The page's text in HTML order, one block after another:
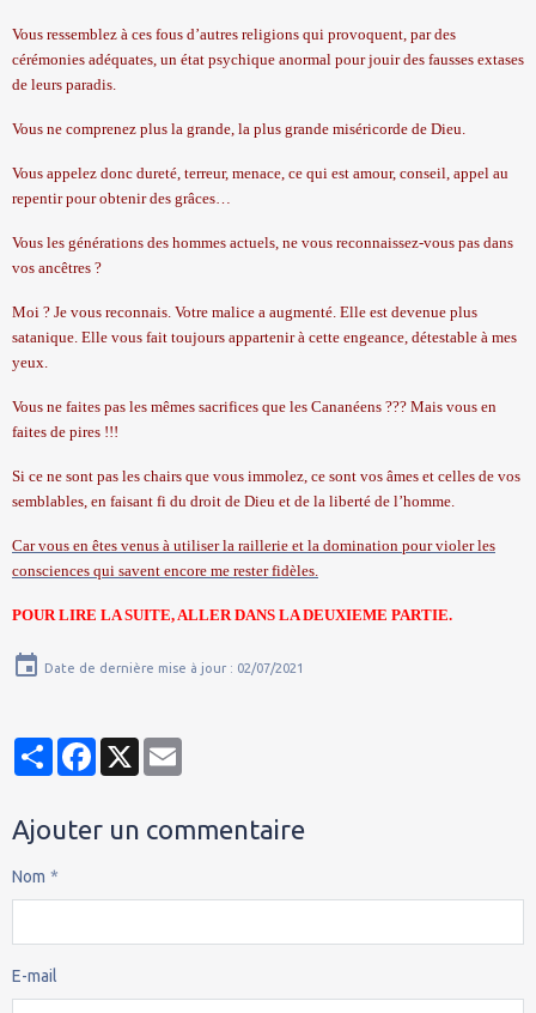
Vous ressemblez à ces fous d’autres religions qui provoquent, par des
cérémonies adéquates, un état psychique anormal pour jouir des fausses extases
de leurs paradis.
Vous ne comprenez plus la grande, la plus grande miséricorde de Dieu.
Vous appelez donc dureté, terreur, menace, ce qui est amour, conseil, appel au
repentir pour obtenir des grâces…
Vous les générations des hommes actuels, ne vous reconnaissez-vous pas dans
vos ancêtres ?
Moi ? Je vous reconnais. Votre malice a augmenté. Elle est devenue plus
satanique. Elle vous fait toujours appartenir à cette engeance, détestable à mes
yeux.
Vous ne faites pas les mêmes sacrifices que les Cananéens ??? Mais vous en
faites de pires !!!
Si ce ne sont pas les chairs que vous immolez, ce sont vos âmes et celles de vos
semblables, en faisant fi du droit de Dieu et de la liberté de l’homme.
Car vous en êtes venus à utiliser la raillerie et la domination pour violer les
consciences qui savent encore me rester fidèles.
POUR LIRE LA SUITE, ALLER DANS LA DEUXIEME PARTIE.
Date de dernière mise à jour : 02/07/2021
PartagerFacebook
X
Ajouter un commentaire
Nom
E-mail